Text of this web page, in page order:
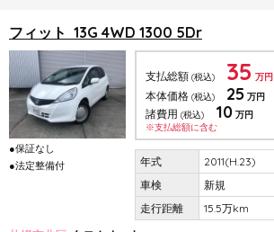
フィット 13G 4WD 1300 5Dr
●保証なし
●法定整備付
支払総額 (税込) 35 万円
本体価格 (税込) 25 万円
諸費用 (税込) 10 万円
※支払総額に含む
2011(H.23)
新規
15.5万km